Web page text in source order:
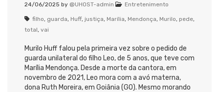
24/06/2025 by @UHOST-admin Entretenimento
filho, guarda, Huff, justiça, Marília, Mendonça, Murilo, pede,
total, vai
Murilo Huff falou pela primeira vez sobre o pedido de
guarda unilateral do filho Leo, de 5 anos, que teve com
Marília Mendonça. Desde a morte da cantora, em
novembro de 2021, Leo mora com a avó materna,
dona Ruth Moreira, em Goiânia (GO). Mesmo morando